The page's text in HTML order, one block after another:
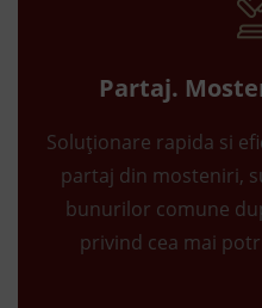
Partaj.
Soluționare rapida si
partaj din mosteniri,
bunurilor comune
privind cea mai